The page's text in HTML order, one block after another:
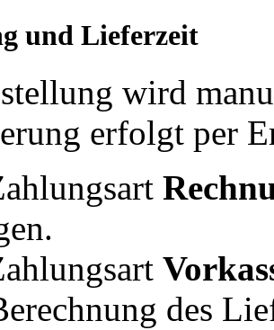
und Lieferzeit
wird
erfolgt per
des